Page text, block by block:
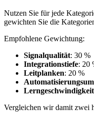
Nutzen Sie für jede
gewichten Sie die
Empfohlene Gewichtung:
Signalqualität: 30 %
Integrationstiefe: 20
Leitplanken: 20 %
Lerngeschwindigkeit
Vergleichen wir damit zwei